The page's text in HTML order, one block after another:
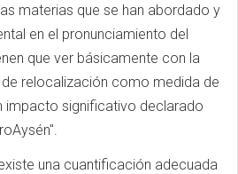
materias que se han abordado y
en el pronunciamiento del
que ver básicamente con la
de relocalización como medida de
impacto significativo declarado
una cuantificación adecuada